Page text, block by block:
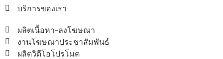
บริการของเรา
ผลิตเนื้อหา-ลงโฆษณา
งานโฆษณาประชาสัมพันธ์
ผลิตวิดีโอโปรโมต